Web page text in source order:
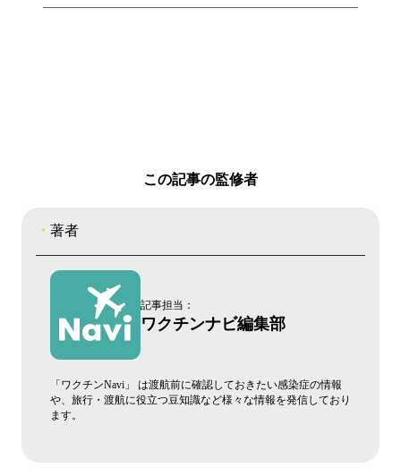
この記事の監修者
著者
記事担当：
ワクチンナビ編集部
「ワクチンNavi」 は渡航前に確認しておきたい感染症の情報
や、旅行・渡航に役立つ豆知識など様々な情報を発信しており
ます。